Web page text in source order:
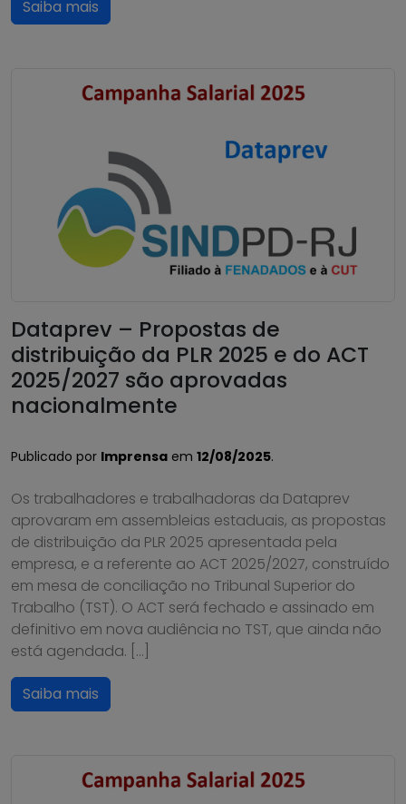
Saiba mais
Dataprev – Propostas de
distribuição da PLR 2025 e do ACT
2025/2027 são aprovadas
nacionalmente
Publicado por Imprensa em 12/08/2025.
Os trabalhadores e trabalhadoras da Dataprev
aprovaram em assembleias estaduais, as propostas
de distribuição da PLR 2025 apresentada pela
empresa, e a referente ao ACT 2025/2027, construído
em mesa de conciliação no Tribunal Superior do
Trabalho (TST). O ACT será fechado e assinado em
definitivo em nova audiência no TST, que ainda não
está agendada. […]
Saiba mais